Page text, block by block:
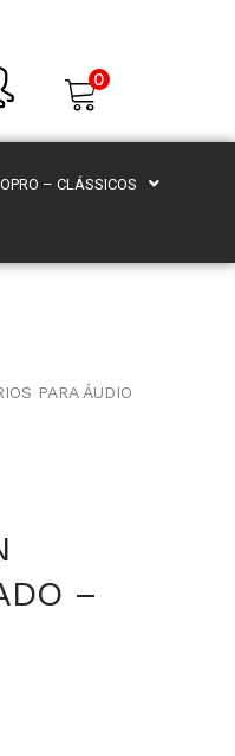
0
– CLÁSSICOS
PARA ÁUDIO
–